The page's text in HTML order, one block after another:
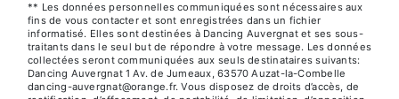
** Les données personnelles communiquées sont nécessaires aux
fins de vous contacter et sont enregistrées dans un fichier
informatisé. Elles sont destinées à Dancing Auvergnat et ses sous-
traitants dans le seul but de répondre à votre message. Les données
collectées seront communiquées aux seuls destinataires suivants:
Dancing Auvergnat 1 Av. de Jumeaux, 63570 Auzat-la-Combelle
dancing-auvergnat@orange.fr. Vous disposez de droits d’accès, de